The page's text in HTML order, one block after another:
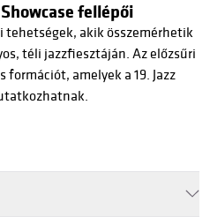
fellépői
tehetségek, akik összemérhetik
téli jazzfiesztáján. Az előzsűri
amelyek a 19. Jazz